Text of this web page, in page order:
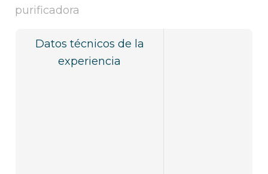
purificadora
Datos técnicos de la
experiencia